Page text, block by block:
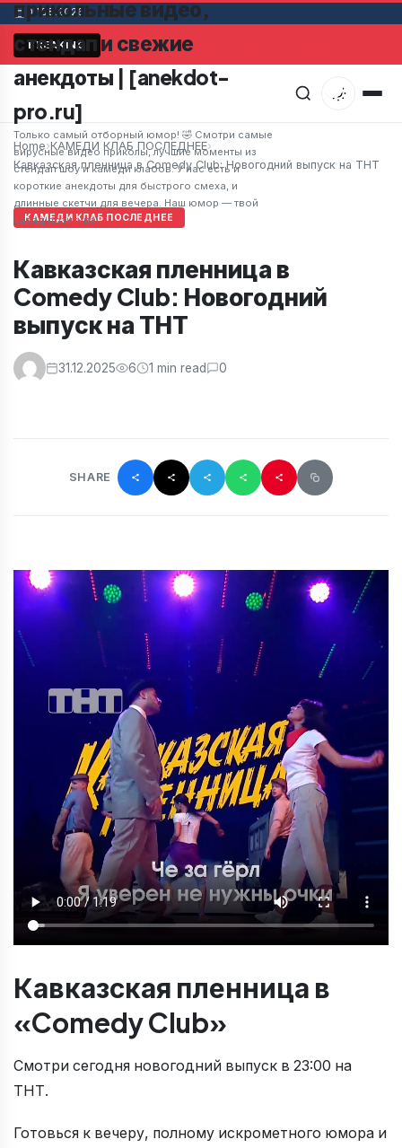
07.08.2026
BREAKINGМужчина в супермаркете заметил
прикольные видео,
стендап и свежие
анекдоты | [anekdot-
pro.ru]
Только самый отборный юмор! 🤣 Смотри самые
вирусные видео приколы, лучшие моменты из
стендап шоу и камеди клабов. У нас есть и
короткие анекдоты для быстрого смеха, и
длинные скетчи для вечера. Наш юмор — твой
заряд позитива!
Home›КАМЕДИ КЛАБ ПОСЛЕДНЕЕ›
Кавказская пленница в Comedy Club: Новогодний выпуск на ТНТ
КАМЕДИ КЛАБ ПОСЛЕДНЕЕ
Кавказская пленница в
Comedy Club: Новогодний
выпуск на ТНТ
31.12.2025 6 1 min read 0
SHARE
Кавказская пленница в
«Comedy Club»
Смотри сегодня новогодний выпуск в 23:00 на
ТНТ.
Готовься к вечеру, полному искрометного юмора и